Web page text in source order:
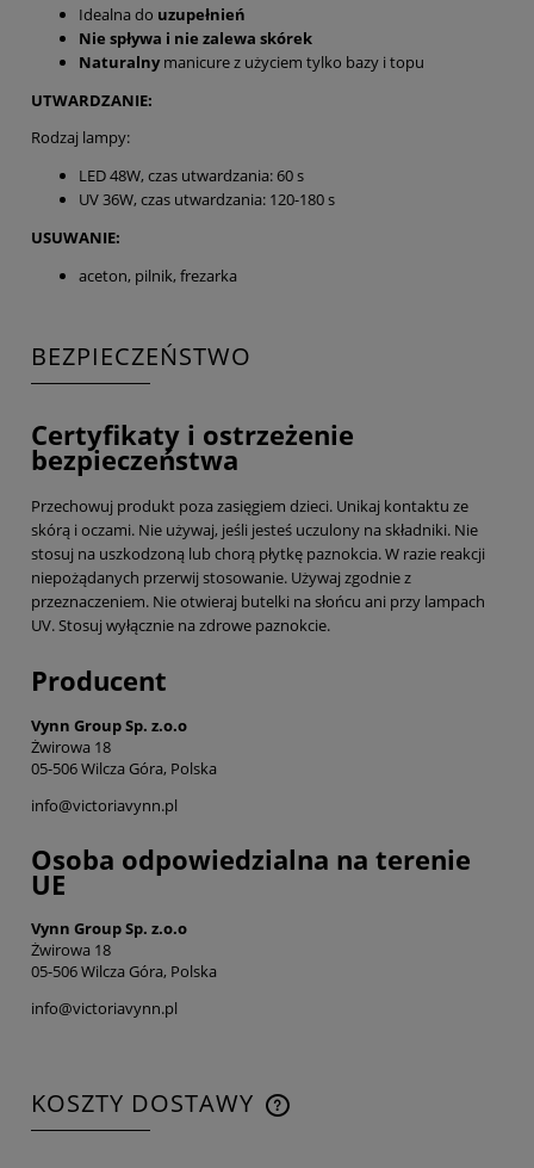
Idealna do uzupełnień
Nie spływa i nie zalewa skórek
Naturalnymanicure z użyciem tylko bazy i topu
UTWARDZANIE:
Rodzaj lampy:
LED 48W, czas utwardzania: 60 s
UV 36W, czas utwardzania: 120-180 s
USUWANIE:
aceton, pilnik, frezarka
BEZPIECZEŃSTWO
Certyfikaty i ostrzeżenie
bezpieczeństwa
Przechowuj produkt poza zasięgiem dzieci. Unikaj kontaktu ze
skórą i oczami. Nie używaj, jeśli jesteś uczulony na składniki. Nie
stosuj na uszkodzoną lub chorą płytkę paznokcia. W razie reakcji
niepożądanych przerwij stosowanie. Używaj zgodnie z
przeznaczeniem. Nie otwieraj butelki na słońcu ani przy lampach
UV. Stosuj wyłącznie na zdrowe paznokcie.
Producent
Vynn Group Sp. z.o.o
Żwirowa 18
05-506 Wilcza Góra, Polska
info@victoriavynn.pl
Osoba odpowiedzialna na terenie
UE
Vynn Group Sp. z.o.o
Żwirowa 18
05-506 Wilcza Góra, Polska
info@victoriavynn.pl
KOSZTY DOSTAWY
CENA NIE ZAWIERA EWENTUALNYCH KOSZTÓW